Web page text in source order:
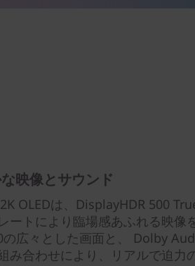
映像とサウンド
OLEDは、DisplayHDR 500
ートにより臨場感あふれる映像
の広々とした画面と、 Dolby
み合わせにより、リアルで迫力